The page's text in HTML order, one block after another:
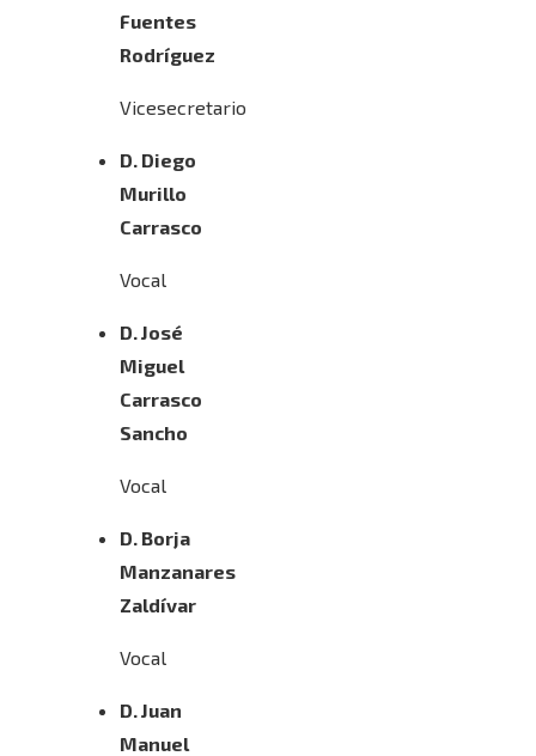
Fuentes
Rodríguez
Vicesecretario
D. Diego
Murillo
Carrasco
Vocal
D. José
Miguel
Carrasco
Sancho
Vocal
D. Borja
Manzanares
Zaldívar
Vocal
D. Juan
Manuel